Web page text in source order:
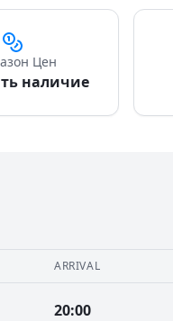
Цен
наличие
ARRIVAL
20:00